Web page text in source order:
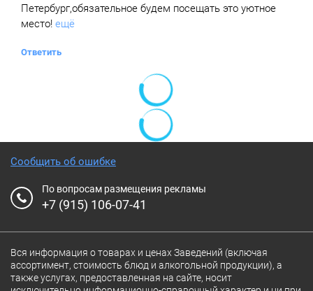
Петербург,обязательное будем посещать это уютное
место! ещё
Ответить
Сообщить об ошибке
По вопросам размещения рекламы
+7 (915) 106-07-41
Вся информация о товарах и ценах Заведений (включая
ассортимент, стоимость блюд и алкогольной продукции), а
также услугах, предоставленная на сайте, носит